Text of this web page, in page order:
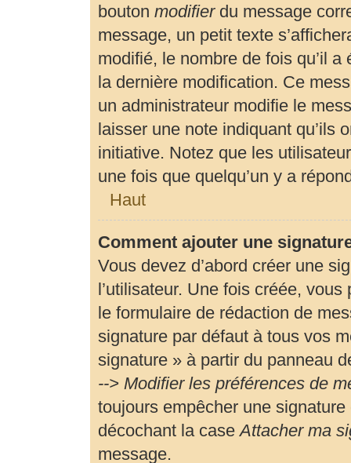
bouton modifierdu message
message, un petit texte
modifié, le nombre de fois qu’il
la dernière modification. Ce
un administrateur modifie le
laisser une note indiquant qu’ils
initiative. Notez que les
une fois que quelqu’un y a
Haut
Comment ajouter une
Vous devez d’abord créer une
l’utilisateur. Une fois créée,
le formulaire de rédaction de
signature par défaut à tous vos
signature » à partir du panneau
--> Modifier les préférences de
toujours empêcher une
décochant la caseAttacher ma
message.